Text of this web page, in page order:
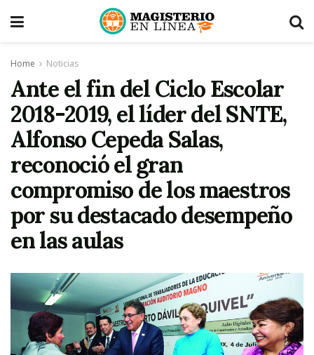
Home Noticias
Ante el fin del Ciclo Escolar
2018-2019, el líder del SNTE,
Alfonso Cepeda Salas,
reconoció el gran
compromiso de los maestros
por su destacado desempeño
en las aulas